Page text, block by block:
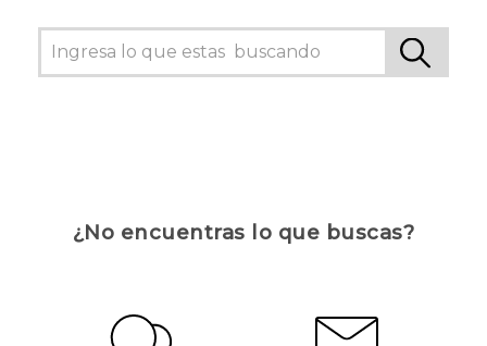
¿No encuentras lo que buscas?